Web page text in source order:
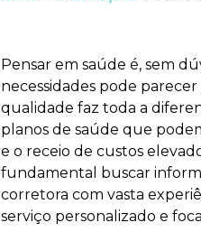
Pensar em saúde é, sem
necessidades pode
qualidade faz toda a
planos de saúde que
e o receio de custos
fundamental buscar
corretora com vasta
serviço personalizado e